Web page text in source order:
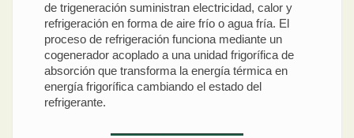
de trigeneración suministran electricidad, calor y
refrigeración en forma de aire frío o agua fría. El
proceso de refrigeración funciona mediante un
cogenerador acoplado a una unidad frigorífica de
absorción que transforma la energía térmica en
energía frigorífica cambiando el estado del
refrigerante.